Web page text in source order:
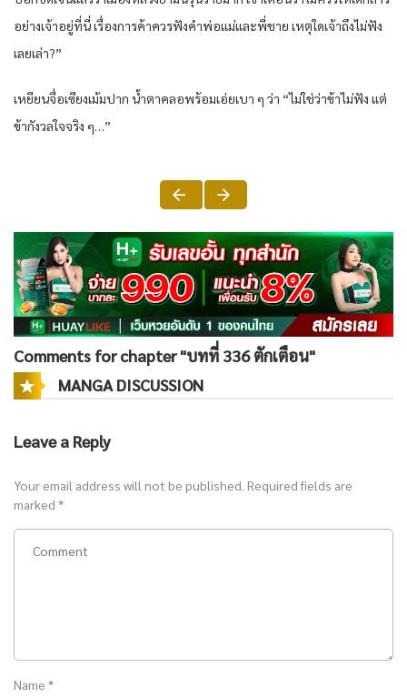
อย่างเจ้าอยู่ที่นี่ เรื่องการค้าควรฟังคำพ่อแม่และพี่ชาย เหตุใดเจ้าถึงไม่ฟัง
เลยเล่า?”
เหยียนจื่อเซียงเม้มปาก น้ำตาคลอพร้อมเอ่ยเบา ๆ ว่า “ไม่ใช่ว่าข้าไม่ฟัง แต่
ข้ากังวลใจจริง ๆ…”
Comments for chapter "บทที่ 336 ตักเตือน"
MANGA DISCUSSION
Leave a Reply
Your email address will not be published. Required fields are
marked *
Name *